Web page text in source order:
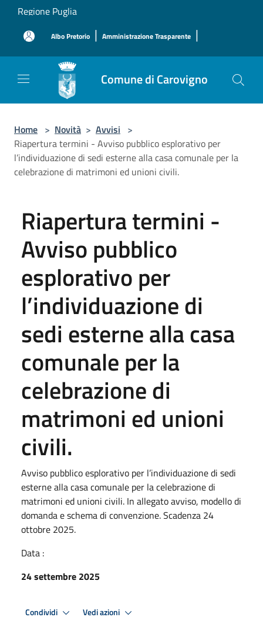
Salta al contenuto principale
Regione Puglia
Albo Pretorio | Amministrazione Trasparente |
Comune di Carovigno
Home > Novità > Avvisi >
Riapertura termini - Avviso pubblico esplorativo per
l’individuazione di sedi esterne alla casa comunale per la
celebrazione di matrimoni ed unioni civili.
Riapertura termini -
Avviso pubblico
esplorativo per
l’individuazione di
sedi esterne alla casa
comunale per la
celebrazione di
matrimoni ed unioni
civili.
Avviso pubblico esplorativo per l’individuazione di sedi
esterne alla casa comunale per la celebrazione di
matrimoni ed unioni civili. In allegato avviso, modello di
domanda e schema di convenzione. Scadenza 24
ottobre 2025.
Data :
24 settembre 2025
Condividi Vedi azioni